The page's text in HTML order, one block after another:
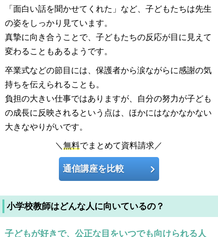
「面白い話を聞かせてくれた」など、子どもたちは先生
の姿をしっかり見ています。
真摯に向き合うことで、子どもたちの反応が目に見えて
変わることもあるようです。
卒業式などの節目には、保護者から涙ながらに感謝の気
持ちを伝えられることも。
負担の大きい仕事ではありますが、自分の努力が子ども
の成長に反映されるという点は、ほかにはなかなかない
大きなやりがいです。
＼無料でまとめて資料請求／
通信講座を比較
小学校教師はどんな人に向いているの？
子どもが好きで、公正な目をいつでも向けられる人